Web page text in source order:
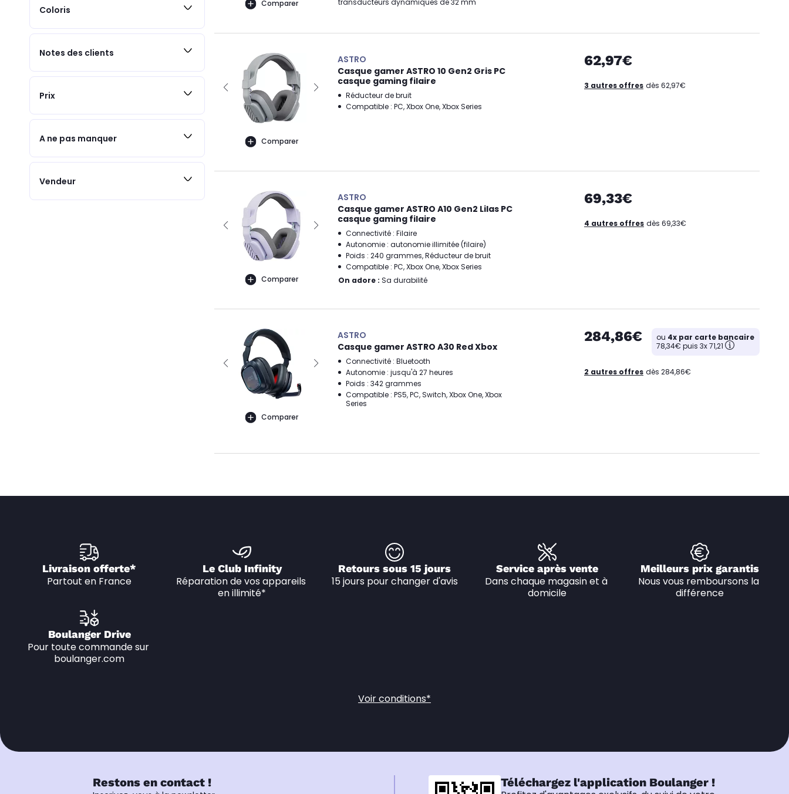
Coloris
Notes des clients
Prix
A ne pas manquer
Vendeur
Comparer
Comparer
ASTRO
Casque gamer ASTRO 10 Gen2 Gris PC
casque gaming filaire
Réducteur de bruit
Compatible : PC, Xbox One, Xbox Series
62,97€
3 autres offres dès 62,97€
Comparer
ASTRO
Casque gamer ASTRO A10 Gen2 Lilas PC
casque gaming filaire
Connectivité : Filaire
Autonomie : autonomie illimitée (filaire)
Poids : 240 grammes, Réducteur de bruit
Compatible : PC, Xbox One, Xbox Series
On adore : Sa durabilité
69,33€
4 autres offres dès 69,33€
Comparer
ASTRO
Casque gamer ASTRO A30 Red Xbox
Connectivité : Bluetooth
Autonomie : jusqu'à 27 heures
Poids : 342 grammes
Compatible : PS5, PC, Switch, Xbox One, Xbox
Series
284,86€ ou 4x par carte bancaire
78,34€ puis 3x 71,21
2 autres offres dès 284,86€
Livraison offerte*
Partout en France
Le Club Infinity
Réparation de vos appareils
en illimité*
Retours sous 15 jours
15 jours pour changer d'avis
Service après vente
Dans chaque magasin et à
domicile
Meilleurs prix garantis
Nous vous remboursons la
différence
Boulanger Drive
Pour toute commande sur
boulanger.com
Voir conditions*
Restons en contact ! Téléchargez l'application Boulanger !